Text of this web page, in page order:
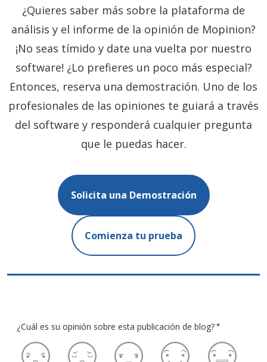
¿Quieres saber más sobre la plataforma de
análisis y el informe de la opinión de Mopinion?
¡No seas tímido y date una vuelta por nuestro
software! ¿Lo prefieres un poco más especial?
Entonces, reserva una demostración. Uno de los
profesionales de las opiniones te guiará a través
del software y responderá cualquier pregunta
que le puedas hacer.
Solicita una Demostración
Comienza tu prueba
¿Cuál es su opinión sobre esta publicación de blog? *